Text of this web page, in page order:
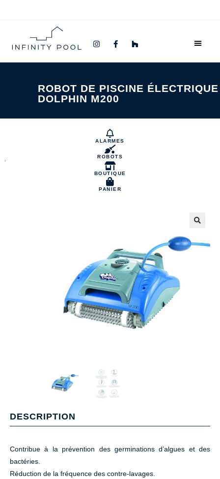
ROBOT DE PISCINE ÉLECTRIQUE
DOLPHIN M200
ALARMES
ROBOTS
BOUTIQUE
PANIER
DESCRIPTION
Contribue à la prévention des germinations d’algues et des
bactéries.
Réduction de la fréquence des contre-lavages.